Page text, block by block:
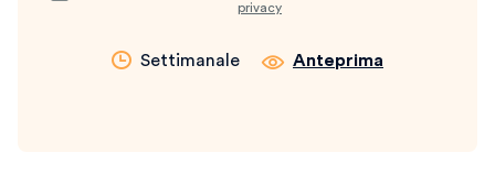
privacy
Settimanale Anteprima